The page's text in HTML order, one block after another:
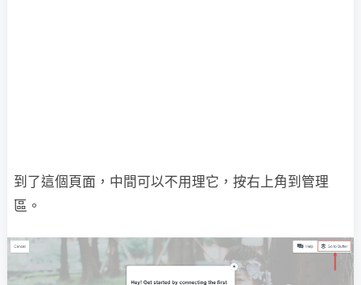
到了這個頁面，中間可以不用理它，按右上角到管理
區。